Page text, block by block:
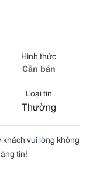
Hình thức
Cần bán
Loại tin
Thường
vui lòng không
tin!